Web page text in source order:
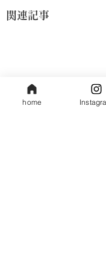
関連記事
home